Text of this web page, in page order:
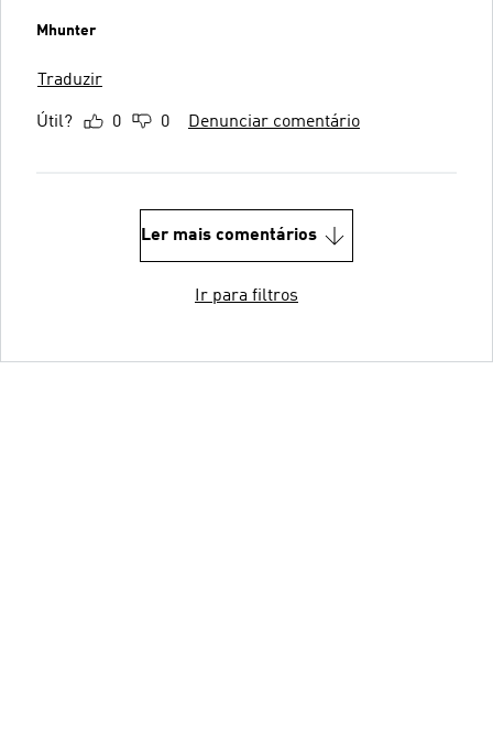
Mhunter
Traduzir
Útil? 0 0 Denunciar comentário
Ler mais comentários
Ir para filtros